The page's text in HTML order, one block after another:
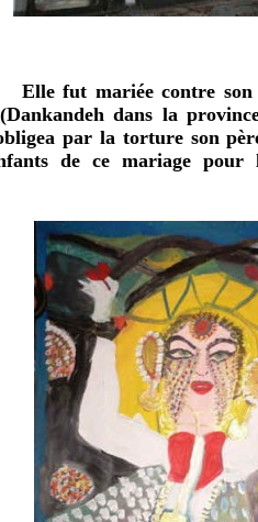
Elle fut mariée contre
dans la
par la torture son
de ce mariage pour